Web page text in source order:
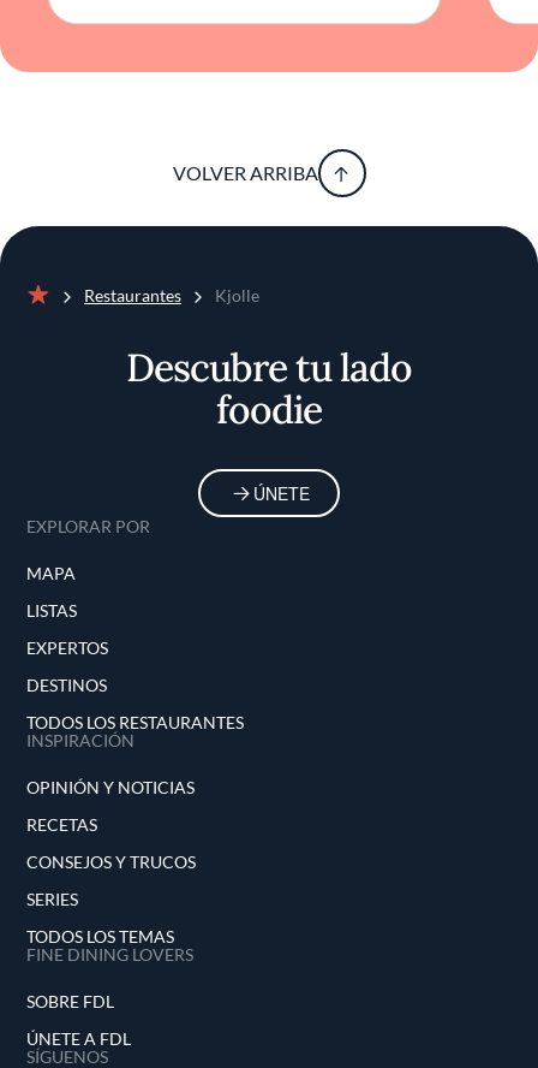
VOLVER ARRIBA
Restaurantes Kjolle
Descubre tu lado
foodie
ÚNETE
EXPLORAR POR
MAPA
LISTAS
EXPERTOS
DESTINOS
TODOS LOS RESTAURANTES
INSPIRACIÓN
OPINIÓN Y NOTICIAS
RECETAS
CONSEJOS Y TRUCOS
SERIES
TODOS LOS TEMAS
FINE DINING LOVERS
SOBRE FDL
ÚNETE A FDL
SÍGUENOS